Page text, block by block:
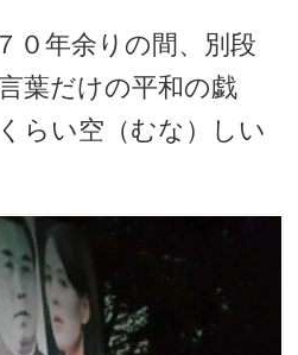
０年余りの間、別段
葉だけの平和の戯
らい空（むな）しい